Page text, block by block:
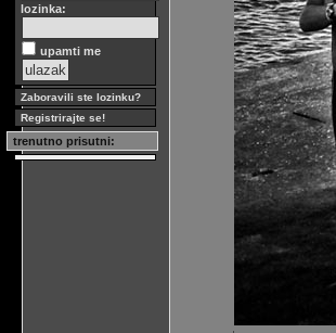
lozinka:
upamti me
Zaboravili ste lozinku?
Registrirajte se!
trenutno prisutni: